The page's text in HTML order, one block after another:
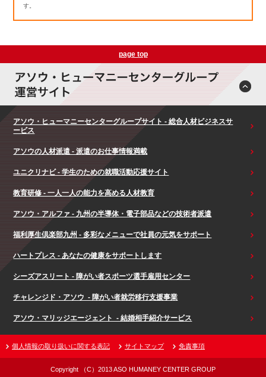
す。
page top
アソウ・ヒューマニーセンターグループサイト - 総合人材ビジネスサ
ービス
アソウの人材派遣 - 派遣のお仕事情報満載
ユニクリナビ - 学生のための就職活動応援サイト
教育研修 - 一人一人の能力を高める人材教育
アソウ・アルファ - 九州の半導体・電子部品などの技術者派遣
福利厚生倶楽部九州 - 多彩なメニューで社員の元気をサポート
ハートプレス - あなたの健康をサポートします
シーズアスリート - 障がい者スポーツ選手雇用センター
チャレンジド・アソウ - 障がい者就労移行支援事業
アソウ・マリッジエージェント - 結婚相手紹介サービス
個人情報の取り扱いに関する表記 サイトマップ 免責事項
Copyright （C）2013 ASO HUMANEY CENTER GROUP